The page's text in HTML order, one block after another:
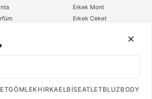
Giyim
Erkek Mont
Erkek Ceket
GÖMLEKHIRKAELBISEATLETBLUZBODY